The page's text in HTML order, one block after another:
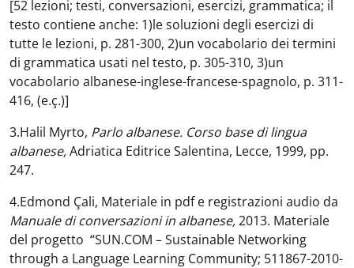
[52 lezioni; testi, conversazioni, esercizi, grammatica; il
testo contiene anche: 1)le soluzioni degli esercizi di
tutte le lezioni, p. 281-300, 2)un vocabolario dei termini
di grammatica usati nel testo, p. 305-310, 3)un
vocabolario albanese-inglese-francese-spagnolo, p. 311-
416, (e.ç.)]
3.Halil Myrto, Parlo albanese. Corso base di lingua
albanese,Adriatica Editrice Salentina, Lecce, 1999, pp.
247.
4.Edmond Çali, Materiale in pdf e registrazioni audio da
Manuale di conversazioni in albanese,2013. Materiale
del progetto “SUN.COM – Sustainable Networking
through a Language Learning Community; 511867-2010-